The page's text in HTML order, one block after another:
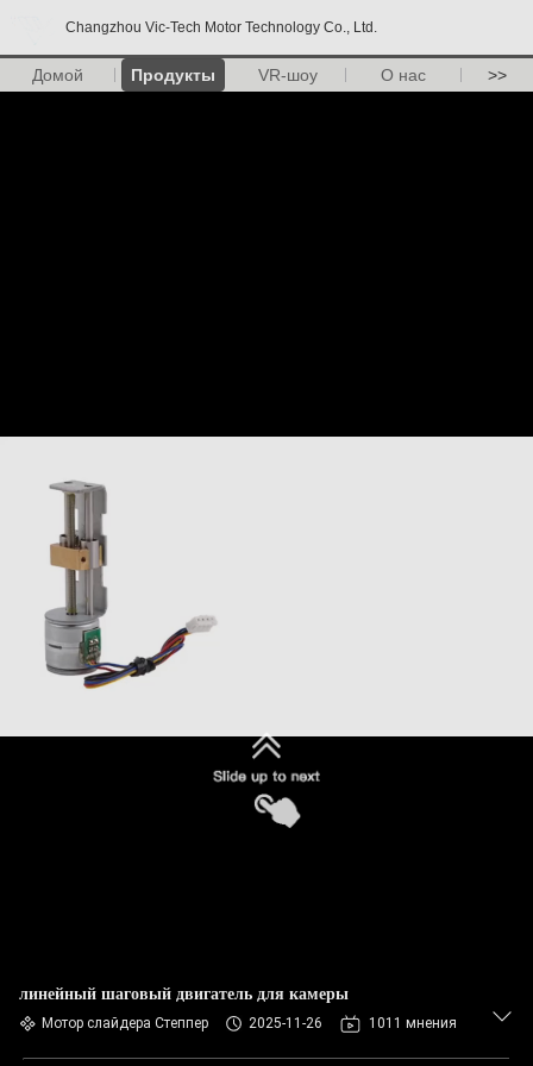
Changzhou Vic-Tech Motor Technology Co., Ltd.
Домой Продукты VR-шоу О нас >>
линейный шаговый двигатель для камеры
Мотор слайдера Степпер 2025-11-26 1011 мнения